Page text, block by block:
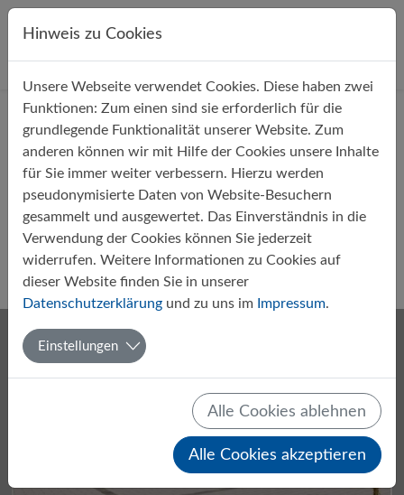
Direkt zur Hauptnavigation springen
Direkt zum Inhalt springen
StartseiteÜber uns Aktuelles
Neubau am Gymnasium
Papenburg kommt
Von Landkreis Emsland 09.05.2019
Hinweis zu Cookies
Unsere Webseite verwendet Cookies. Diese haben zwei
Funktionen: Zum einen sind sie erforderlich für die
grundlegende Funktionalität unserer Website. Zum
anderen können wir mit Hilfe der Cookies unsere Inhalte
für Sie immer weiter verbessern. Hierzu werden
pseudonymisierte Daten von Website-Besuchern
gesammelt und ausgewertet. Das Einverständnis in die
Verwendung der Cookies können Sie jederzeit
widerrufen. Weitere Informationen zu Cookies auf
dieser Website finden Sie in unserer
Datenschutzerklärung und zu uns im Impressum.
Einstellungen
Alle Cookies ablehnen
Alle Cookies akzeptieren